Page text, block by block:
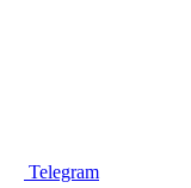
Telegram